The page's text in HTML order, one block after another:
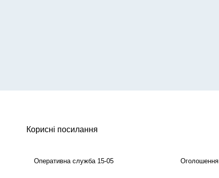
Корисні посилання
Оперативна служба 15-05 Оголошення